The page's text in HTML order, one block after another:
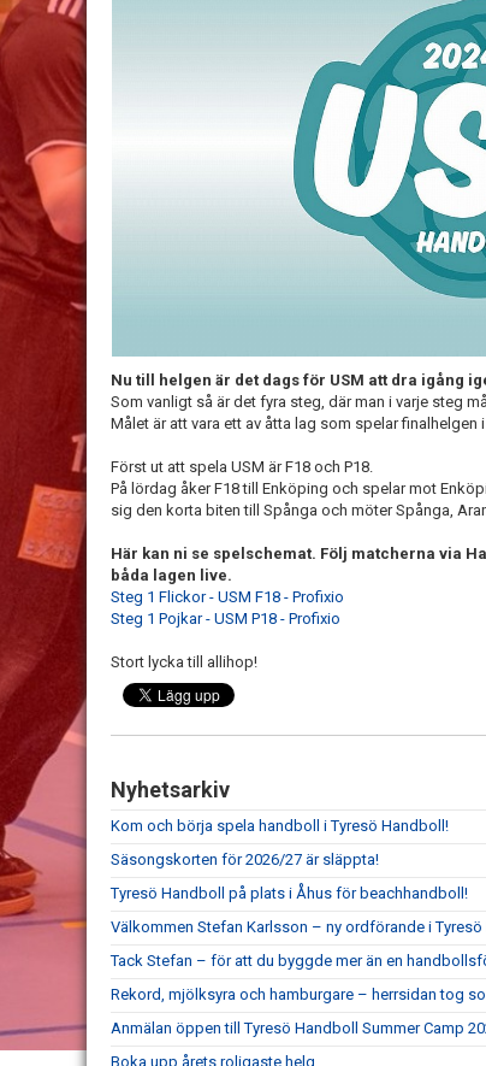
Nu till helgen är det dags för USM att dra igång
Som vanligt så är det fyra steg, där man i varje steg
Målet är att vara ett av åtta lag som spelar finalhelgen
Först ut att spela USM är F18 och P18.
På lördag åker F18 till Enköping och spelar mot
sig den korta biten till Spånga och möter Spånga,
Här kan ni se spelschemat. Följ matcherna via
båda lagen live.
Steg 1 Flickor - USM F18 - Profixio
Steg 1 Pojkar - USM P18 - Profixio
Stort lycka till allihop!
Nyhetsarkiv
Kom och börja spela handboll i Tyresö Handboll!
Säsongskorten för 2026/27 är släppta!
Tyresö Handboll på plats i Åhus för beachhandboll!
Välkommen Stefan Karlsson – ny ordförande i Tyresö
Tack Stefan – för att du byggde mer än en
Rekord, mjölksyra och hamburgare – herrsidan tog
Anmälan öppen till Tyresö Handboll Summer Camp
Boka upp årets roligaste helg